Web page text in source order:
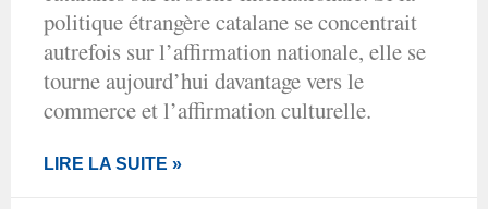
politique étrangère catalane se concentrait
autrefois sur l’affirmation nationale, elle se
tourne aujourd’hui davantage vers le
commerce et l’affirmation culturelle.
LIRE LA SUITE »